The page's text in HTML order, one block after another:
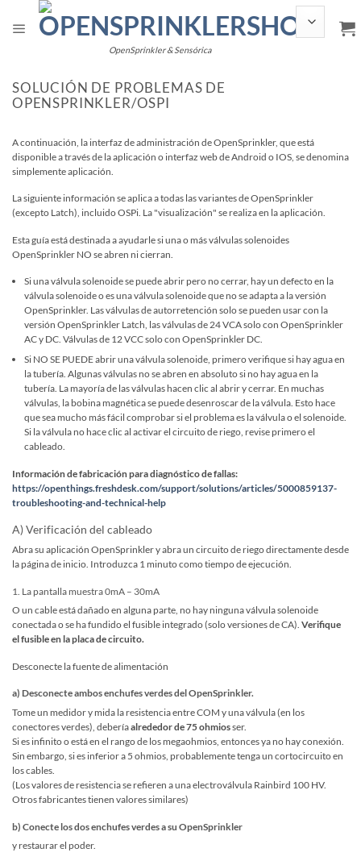
contenido
OpenSprinkler & Sensórica
SOLUCIÓN DE PROBLEMAS DE
OPENSPRINKLER/OSPI
A continuación, la interfaz de administración de OpenSprinkler, que está
disponible a través de la aplicación o interfaz web de Android o IOS, se denomina
simplemente aplicación.
La siguiente información se aplica a todas las variantes de OpenSprinkler
(excepto Latch), incluido OSPi. La "visualización" se realiza en la aplicación.
Esta guía está destinada a ayudarle si una o más válvulas solenoides
OpenSprinkler NO se abren ni cierran.
Si una válvula solenoide se puede abrir pero no cerrar, hay un defecto en la
válvula solenoide o es una válvula solenoide que no se adapta a la versión
OpenSprinkler. Las válvulas de autorretención solo se pueden usar con la
versión OpenSprinkler Latch, las válvulas de 24 VCA solo con OpenSprinkler
AC y DC. Válvulas de 12 VCC solo con OpenSprinkler DC.
Si NO SE PUEDE abrir una válvula solenoide, primero verifique si hay agua en
la tubería. Algunas válvulas no se abren en absoluto si no hay agua en la
tubería. La mayoría de las válvulas hacen clic al abrir y cerrar. En muchas
válvulas, la bobina magnética se puede desenroscar de la válvula. Esto hace
que sea mucho más fácil comprobar si el problema es la válvula o el solenoide.
Si la válvula no hace clic al activar el circuito de riego, revise primero el
cableado.
Información de fabricación para diagnóstico de fallas:
https://openthings.freshdesk.com/support/solutions/articles/5000859137-
troubleshooting-and-technical-help
A) Verificación del cableado
Abra su aplicación OpenSprinkler y abra un circuito de riego directamente desde
la página de inicio. Introduzca 1 minuto como tiempo de ejecución.
1. La pantalla muestra 0mA – 30mA
O un cable está dañado en alguna parte, no hay ninguna válvula solenoide
conectada o se ha fundido el fusible integrado (solo versiones de CA). Verifique
el fusible en la placa de circuito.
Desconecte la fuente de alimentación
a) Desconecte ambos enchufes verdes del OpenSprinkler.
Tome un medidor y mida la resistencia entre COM y una válvula (en los
conectores verdes), deberíaalrededor de 75 ohmiosser.
Si es infinito o está en el rango de los megaohmios, entonces ya no hay conexión.
Sin embargo, si es inferior a 5 ohmios, probablemente tenga un cortocircuito en
los cables.
(Los valores de resistencia se refieren a una electroválvula Rainbird 100 HV.
Otros fabricantes tienen valores similares)
b) Conecte los dos enchufes verdes a su OpenSprinkler
y restaurar el poder.